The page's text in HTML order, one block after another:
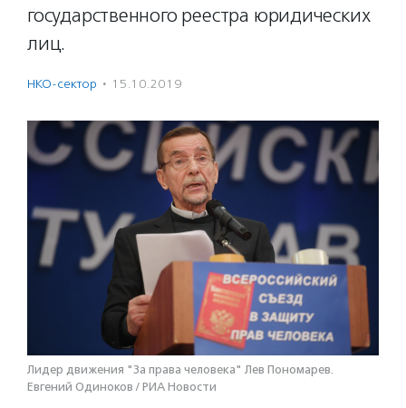
государственного реестра юридических
лиц.
НКО-сектор · 15.10.2019
Лидер движения "За права человека" Лев Пономарев.
Евгений Одиноков / РИА Новости